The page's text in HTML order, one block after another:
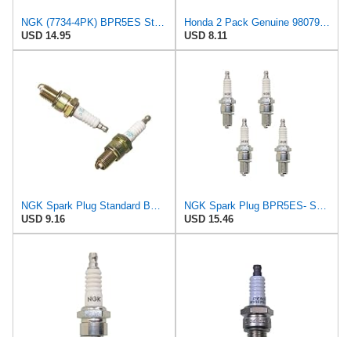
NGK (7734-4PK) BPR5ES Standard Spark Plug, Box of 4
USD 14.95
Honda 2 Pack Genuine 98079-55846 Spark Plug Fits NGK BPR5ES OEM
USD 8.11
NGK Spark Plug Standard BPR5ES - Pack of 2
USD 9.16
NGK Spark Plug BPR5ES- Set of 4 (BPR5ESX4)
USD 15.46